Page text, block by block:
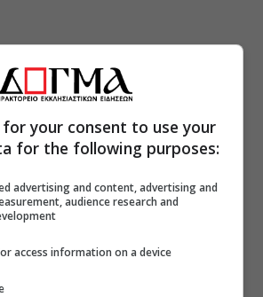
your consent to use your
for the following purposes:
advertising and content, advertising and
audience research and
access information on a device